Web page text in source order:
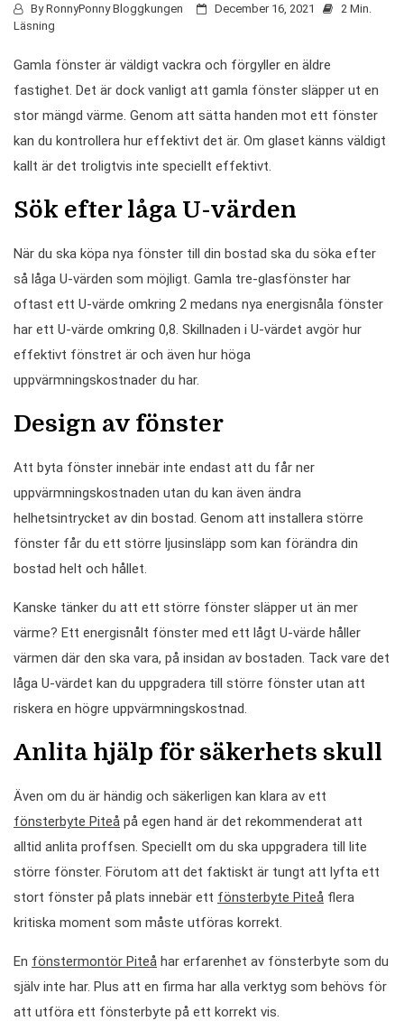
ByRonnyPonny Bloggkungen December 16, 2021
2 Min.
Läsning
Gamla fönster är väldigt vackra och förgyller en äldre
fastighet. Det är dock vanligt att gamla fönster släpper ut en
stor mängd värme. Genom att sätta handen mot ett fönster
kan du kontrollera hur effektivt det är. Om glaset känns väldigt
kallt är det troligtvis inte speciellt effektivt.
Sök efter låga U-värden
När du ska köpa nya fönster till din bostad ska du söka efter
så låga U-värden som möjligt. Gamla tre-glasfönster har
oftast ett U-värde omkring 2 medans nya energisnåla fönster
har ett U-värde omkring 0,8. Skillnaden i U-värdet avgör hur
effektivt fönstret är och även hur höga
uppvärmningskostnader du har.
Design av fönster
Att byta fönster innebär inte endast att du får ner
uppvärmningskostnaden utan du kan även ändra
helhetsintrycket av din bostad. Genom att installera större
fönster får du ett större ljusinsläpp som kan förändra din
bostad helt och hållet.
Kanske tänker du att ett större fönster släpper ut än mer
värme? Ett energisnålt fönster med ett lågt U-värde håller
värmen där den ska vara, på insidan av bostaden. Tack vare det
låga U-värdet kan du uppgradera till större fönster utan att
riskera en högre uppvärmningskostnad.
Anlita hjälp för säkerhets skull
Även om du är händig och säkerligen kan klara av ett
fönsterbyte Piteå på egen hand är det rekommenderat att
alltid anlita proffsen. Speciellt om du ska uppgradera till lite
större fönster. Förutom att det faktiskt är tungt att lyfta ett
stort fönster på plats innebär ett fönsterbyte Piteå flera
kritiska moment som måste utföras korrekt.
En fönstermontör Piteå har erfarenhet av fönsterbyte som du
själv inte har. Plus att en firma har alla verktyg som behövs för
att utföra ett fönsterbyte på ett korrekt vis.